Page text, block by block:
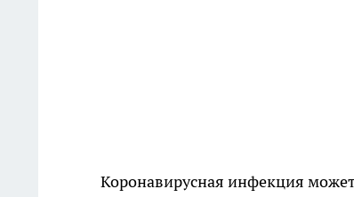
Коронавирусная инфекция